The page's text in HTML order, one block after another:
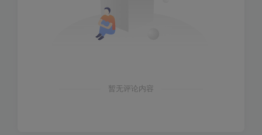
暂无评论内容